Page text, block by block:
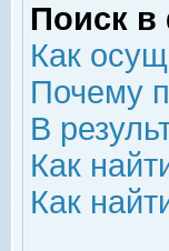
Поиск
Как
Почему
В
Как
Как